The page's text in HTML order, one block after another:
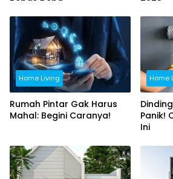
Home Living
Rumah Pintar Gak Harus
Mahal: Begini Caranya!
Home
Panik!
Ini